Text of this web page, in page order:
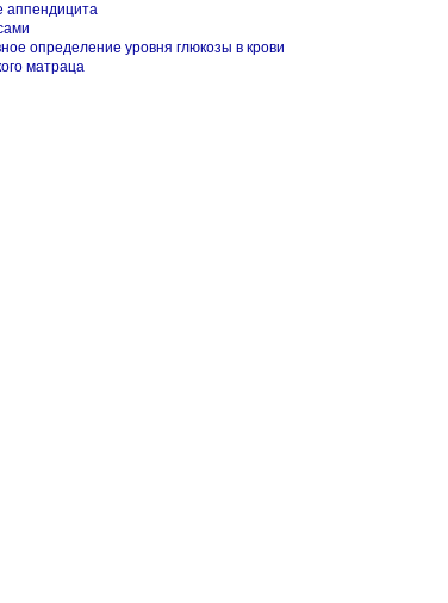
аппендицита
определение уровня глюкозы в крови
матраца